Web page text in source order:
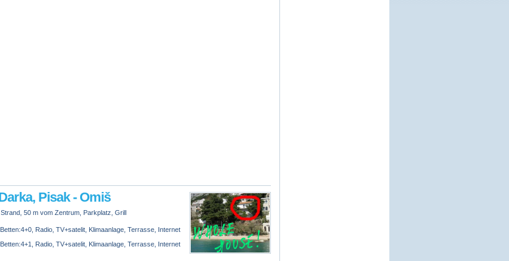
Pisak - Omiš
50 m vom Zentrum, Parkplatz, Grill
Betten:4+0, Radio, TV+satelit, Klimaanlage, Terrasse, Internet
Betten:4+1, Radio, TV+satelit, Klimaanlage, Terrasse, Internet